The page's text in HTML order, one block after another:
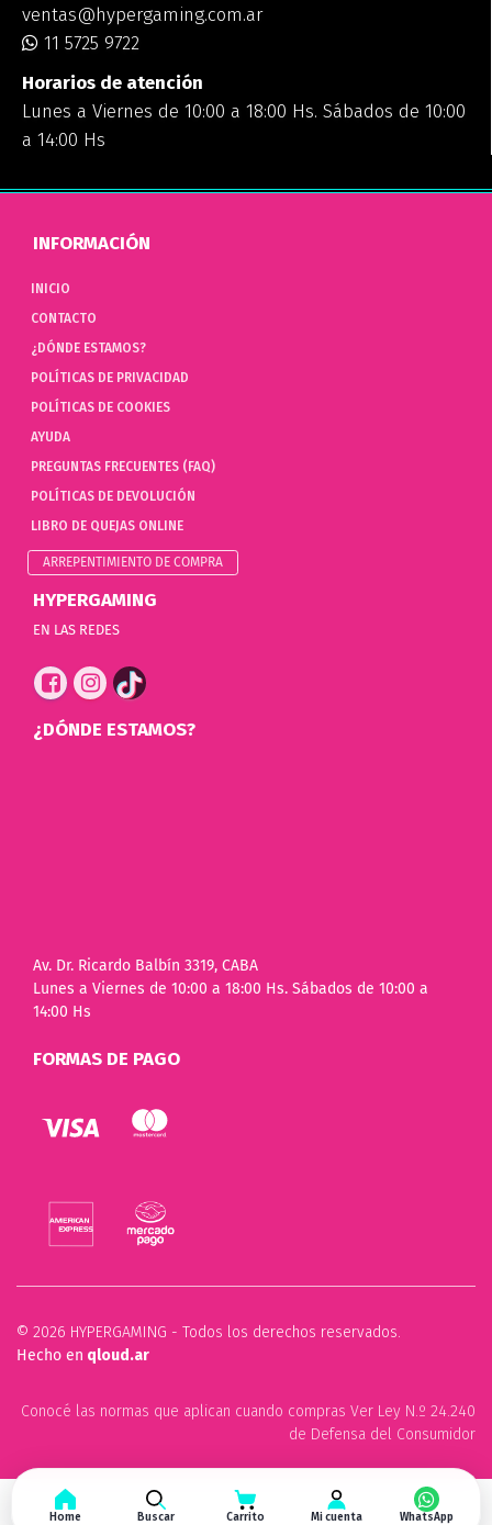
ventas@hypergaming.com.ar
11 5725 9722
Horarios de atención
Lunes a Viernes de 10:00 a 18:00 Hs. Sábados de 10:00
a 14:00 Hs
INFORMACIÓN
INICIO
CONTACTO
¿DÓNDE ESTAMOS?
POLÍTICAS DE PRIVACIDAD
POLÍTICAS DE COOKIES
AYUDA
PREGUNTAS FRECUENTES (FAQ)
POLÍTICAS DE DEVOLUCIÓN
LIBRO DE QUEJAS ONLINE
ARREPENTIMIENTO DE COMPRA
HYPERGAMING
EN LAS REDES
¿DÓNDE ESTAMOS?
Av. Dr. Ricardo Balbín 3319, CABA
Lunes a Viernes de 10:00 a 18:00 Hs. Sábados de 10:00 a
14:00 Hs
FORMAS DE PAGO
© 2026 HYPERGAMING - Todos los derechos reservados.
Hecho en qloud.ar
Conocé las normas que aplican cuando compras Ver Ley N.º 24.240
de Defensa del Consumidor
Home Buscar Carrito Mi cuenta